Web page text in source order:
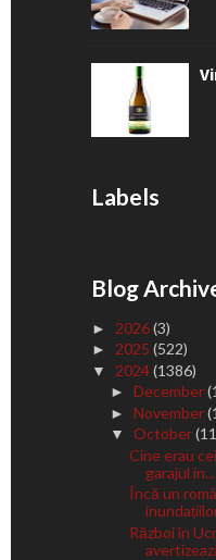
Labels
Blog
► 2026(3)
► 2025 (522)
▼ 2024(1386)
► December
► November
▼ October
Cine erau
garajul in...
Încă un
Război în